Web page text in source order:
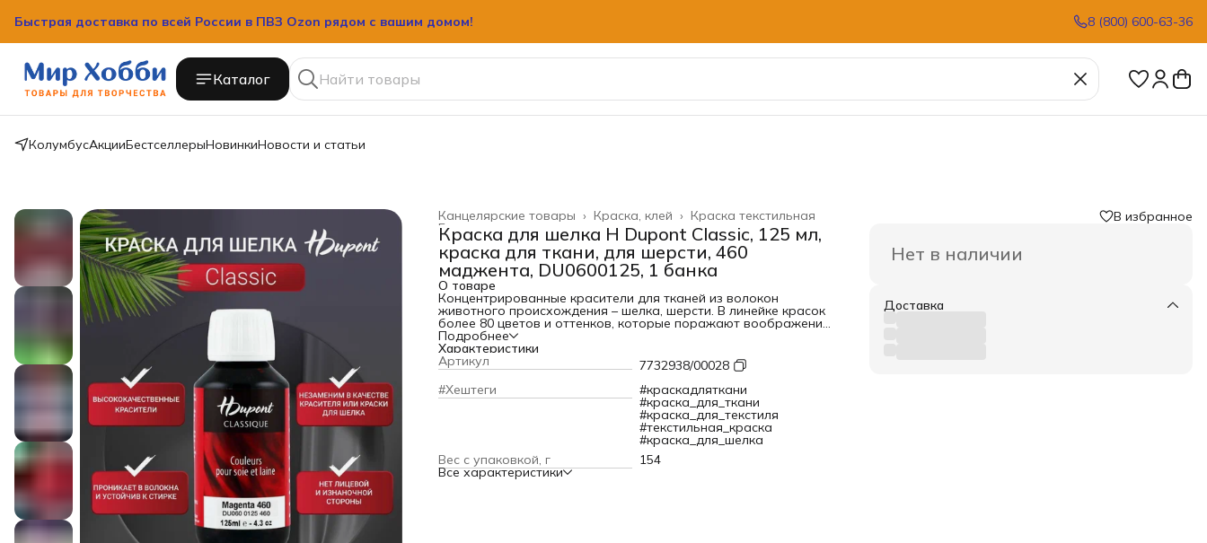
Быстрая доставка по всей России в ПВЗ Ozon рядом с вашим домом! 8 (800) 600-63-36
Каталог
КолумбусАкцииБестселлерыНовинкиНовости и статьи
Краска текстильная
Краска, клей ›
Канцелярские товары ›
Главная ›
Краска для шелка H Dupont Classiс, 125 мл,
краска для ткани, для шерсти, 460
маджента, DU0600125, 1 банка
О товаре
Концентрированные красители для тканей из волокон
животного происхождения – шелка, шерсти. В линейке красок
более 80 цветов и оттенков, которые поражают воображение.
Все цвета смешиваются между собой. Краска Классик
совместима с любыми вспомогательными материалами и
контурами на водной основе. Изделие получается одинаково
окрашенным с обеих сторон. Краска сохраняет нежную и
гладкую фактуру шелка.
Можно использовать в чистом или разбавленном виде.
Подходит для любых техник шелковой живописи – гутта-
техники, солевой, акварельной, солнечной, горячего батика
Готовый рисунок или окрашенную ткань необходимо
обязательно закреплять паром или в микроволновой печи.
Под влиянием влаги и высокой температуры красители
Подробнее
Характеристики
Артикул
7732938/00028
#Хештеги
#краскадляткани
#краска_для_ткани
#краска_для_текстиля
#текстильная_краска
#краска_для_шелка
Вес с упаковкой, г
154
Все характеристики
В избранное
Нет в наличии
Доставка